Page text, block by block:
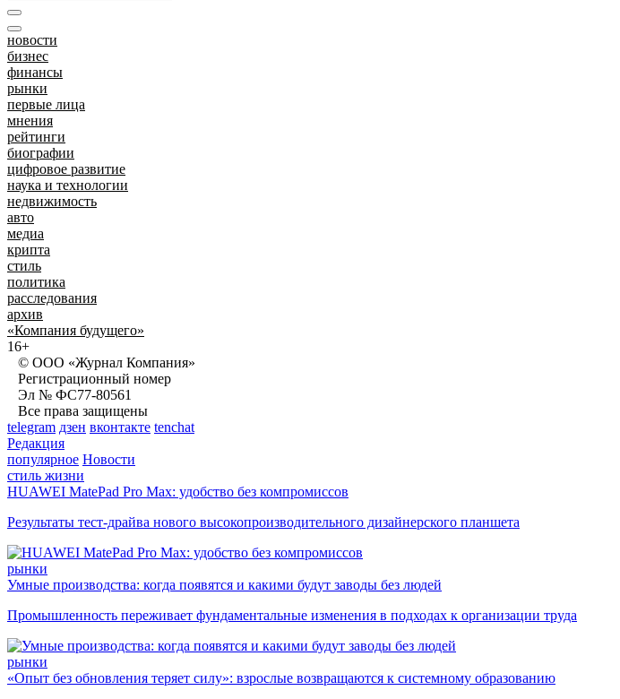
новости
бизнес
финансы
рынки
первые лица
мнения
рейтинги
биографии
цифровое развитие
наука и технологии
недвижимость
авто
медиа
крипта
стиль
политика
расследования
архив
«Компания будущего»
16+
© ООО «Журнал Компания»
Регистрационный номер
Эл № ФС77-80561
Все права защищены
telegram дзен вконтакте tenchat
Редакция
популярное Новости
стиль жизни
HUAWEI MatePad Pro Max: удобство без компромиссов
Результаты тест-драйва нового высокопроизводительного дизайнерского планшета
рынки
Умные производства: когда появятся и какими будут заводы без людей
Промышленность переживает фундаментальные изменения в подходах к организации труда
рынки
«Опыт без обновления теряет силу»: взрослые возвращаются к системному образованию